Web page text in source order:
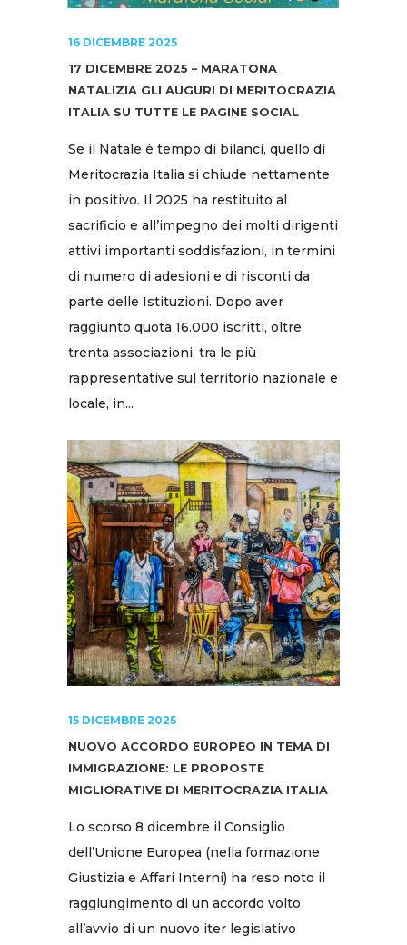
16 DICEMBRE 2025
17 DICEMBRE 2025 – MARATONA
NATALIZIA GLI AUGURI DI MERITOCRAZIA
ITALIA SU TUTTE LE PAGINE SOCIAL
Se il Natale è tempo di bilanci, quello di
Meritocrazia Italia si chiude nettamente
in positivo. Il 2025 ha restituito al
sacrificio e all’impegno dei molti dirigenti
attivi importanti soddisfazioni, in termini
di numero di adesioni e di risconti da
parte delle Istituzioni. Dopo aver
raggiunto quota 16.000 iscritti, oltre
trenta associazioni, tra le più
rappresentative sul territorio nazionale e
locale, in...
15 DICEMBRE 2025
NUOVO ACCORDO EUROPEO IN TEMA DI
IMMIGRAZIONE: LE PROPOSTE
MIGLIORATIVE DI MERITOCRAZIA ITALIA
Lo scorso 8 dicembre il Consiglio
dell’Unione Europea (nella formazione
Giustizia e Affari Interni) ha reso noto il
raggiungimento di un accordo volto
all’avvio di un nuovo iter legislativo